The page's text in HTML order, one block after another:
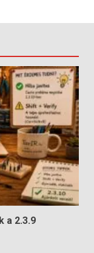
a 2.3.9